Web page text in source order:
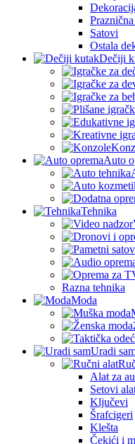
Satovi
Ostala
Dečiji
Auto
Tehnika
Razna tehnika
Moda
Uradi
Alat za
Setovi
Ključevi
Šrafcigeri
Klešta
Čekići i